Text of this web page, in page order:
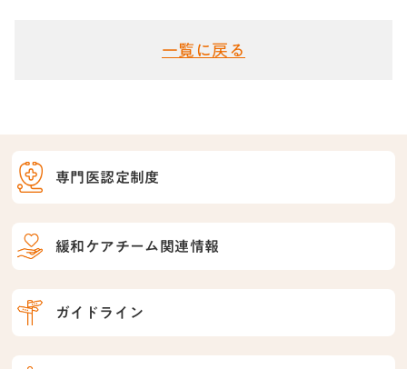
専門医認定制度
緩和ケアチーム関連情報
ガイドライン
一覧に戻る